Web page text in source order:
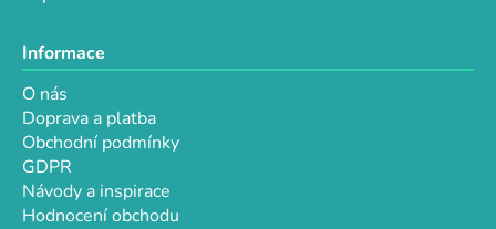
Informace
O nás
Doprava a platba
Obchodní podmínky
GDPR
Návody a inspirace
Hodnocení obchodu